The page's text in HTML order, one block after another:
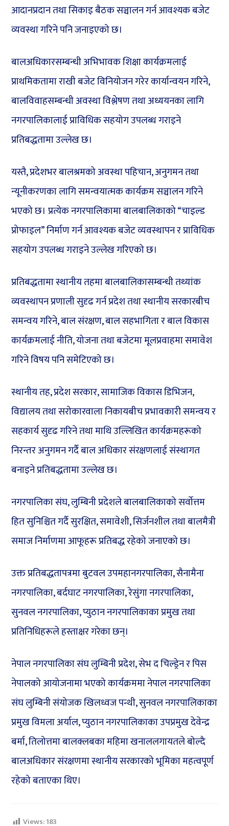
आदानप्रदान तथा सिकाइ बैठक सञ्चालन गर्न आवश्यक बजेट
व्यवस्था गरिने पनि जनाइएको छ।
बालअधिकारसम्बन्धी अभिभावक शिक्षा कार्यक्रमलाई
प्राथमिकतामा राखी बजेट विनियोजन गरेर कार्यान्वयन गरिने,
बालविवाहसम्बन्धी अवस्था विश्लेषण तथा अध्ययनका लागि
नगरपालिकालाई प्राविधिक सहयोग उपलब्ध गराइने
प्रतिबद्धतामा उल्लेख छ।
यस्तै, प्रदेशभर बालश्रमको अवस्था पहिचान, अनुगमन तथा
न्यूनीकरणका लागि समन्वयात्मक कार्यक्रम सञ्चालन गरिने
भएको छ। प्रत्येक नगरपालिकामा बालबालिकाको “चाइल्ड
प्रोफाइल” निर्माण गर्न आवश्यक बजेट व्यवस्थापन र प्राविधिक
सहयोग उपलब्ध गराइने उल्लेख गरिएको छ।
प्रतिबद्धतामा स्थानीय तहमा बालबालिकासम्बन्धी तथ्यांक
व्यवस्थापन प्रणाली सुदृढ गर्न प्रदेश तथा स्थानीय सरकारबीच
समन्वय गरिने, बाल संरक्षण, बाल सहभागिता र बाल विकास
कार्यक्रमलाई नीति, योजना तथा बजेटमा मूलप्रवाहमा समावेश
गरिने विषय पनि समेटिएको छ।
स्थानीय तह, प्रदेश सरकार, सामाजिक विकास डिभिजन,
विद्यालय तथा सरोकारवाला निकायबीच प्रभावकारी समन्वय र
सहकार्य सुदृढ गरिने तथा माथि उल्लिखित कार्यक्रमहरूको
निरन्तर अनुगमन गर्दै बाल अधिकार संरक्षणलाई संस्थागत
बनाइने प्रतिबद्धतामा उल्लेख छ।
नगरपालिका संघ, लुम्बिनी प्रदेशले बालबालिकाको सर्वोत्तम
हित सुनिश्चित गर्दै सुरक्षित, समावेशी, सिर्जनशील तथा बालमैत्री
समाज निर्माणमा आफूहरू प्रतिबद्ध रहेको जनाएको छ।
उक्त प्रतिबद्धतापत्रमा बुटवल उपमहानगरपालिका, सैनामैना
नगरपालिका, बर्दघाट नगरपालिका, रेसुंगा नगरपालिका,
सुनवल नगरपालिका, प्युठान नगरपालिकाका प्रमुख तथा
प्रतिनिधिहरूले हस्ताक्षर गरेका छन्।
नेपाल नगरपालिका संघ लुम्बिनी प्रदेश, सेभ द चिल्ड्रेन र पिस
नेपालको आयोजनामा भएको कार्यक्रममा नेपाल नगरपालिका
संघ लुम्बिनी संयोजक खिलध्वज पन्थी, सुनवल नगरपालिकाका
प्रमुख विमला अर्याल, प्युठान नगरपालिकाका उपप्रमुख देवेन्द्र
बर्मा, तिलोत्तमा बालक्लबका महिमा खनाललगायतले बोल्दै
बालअधिकार संरक्षणमा स्थानीय सरकारको भूमिका महत्वपूर्ण
रहेको बताएका थिए।
Views:183